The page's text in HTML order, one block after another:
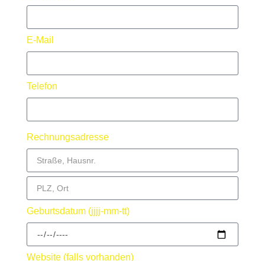
E-Mail
Telefon
Rechnungsadresse
Geburtsdatum (jjjj-mm-tt)
Website (falls vorhanden)